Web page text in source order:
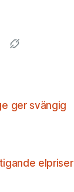
MEDIER"
ger svängig
elpriser